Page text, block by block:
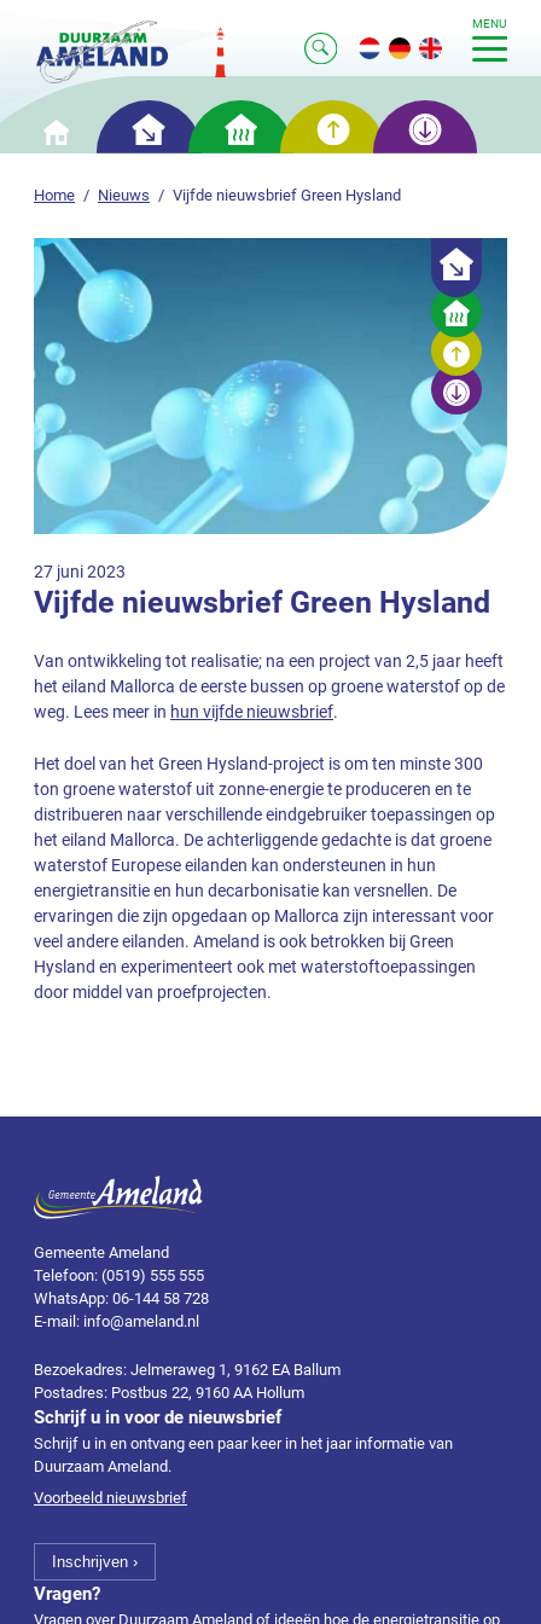
MENU
Home Nieuws Vijfde nieuwsbrief Green Hysland
27 juni 2023
Vijfde nieuwsbrief Green Hysland
Van ontwikkeling tot realisatie; na een project van 2,5 jaar heeft
het eiland Mallorca de eerste bussen op groene waterstof op de
weg. Lees meer in hun vijfde nieuwsbrief.
Het doel van het Green Hysland-project is om ten minste 300
ton groene waterstof uit zonne-energie te produceren en te
distribueren naar verschillende eindgebruiker toepassingen op
het eiland Mallorca. De achterliggende gedachte is dat groene
waterstof Europese eilanden kan ondersteunen in hun
energietransitie en hun decarbonisatie kan versnellen. De
ervaringen die zijn opgedaan op Mallorca zijn interessant voor
veel andere eilanden. Ameland is ook betrokken bij Green
Hysland en experimenteert ook met waterstoftoepassingen
door middel van proefprojecten.
Gemeente Ameland
Telefoon: (0519) 555 555
WhatsApp: 06-144 58 728
E-mail: info@ameland.nl
Bezoekadres: Jelmeraweg 1, 9162 EA Ballum
Postadres: Postbus 22, 9160 AA Hollum
Schrijf u in voor de nieuwsbrief
Schrijf u in en ontvang een paar keer in het jaar informatie van
Duurzaam Ameland.
Voorbeeld nieuwsbrief
Vragen?
Vragen over Duurzaam Ameland of ideeën hoe de energietransitie op